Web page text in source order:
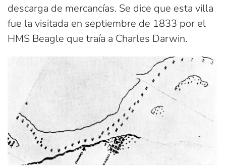
descarga de mercancías. Se dice que esta villa
fue la visitada en septiembre de 1833 por el
HMS Beagle que traía a Charles Darwin.